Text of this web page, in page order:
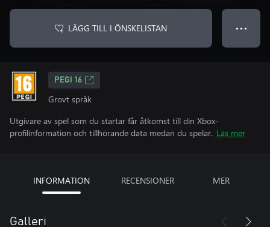
LÄGG TILL I ÖNSKELISTAN ● ● ●
PEGI 16
Grovt språk
Utgivare av spel som du startar får åtkomst till din Xbox-
profilinformation och tillhörande data medan du spelar. Läs mer
INFORMATION RECENSIONER MER
Galleri